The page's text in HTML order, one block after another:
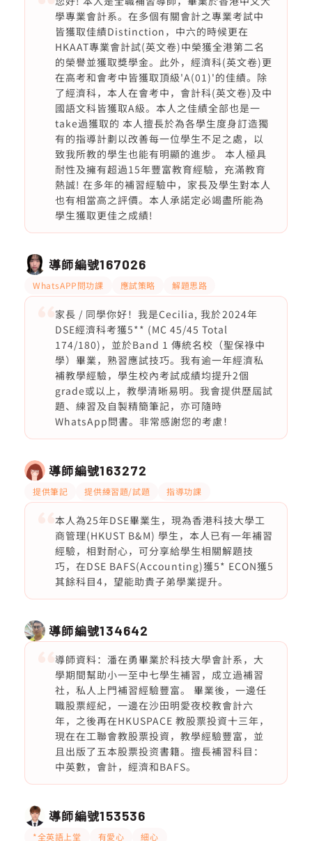
學專業會計系。在多個有關會計之專業考試中
皆獲取佳績Distinction，中六的時候更在
HKAAT專業會計試(英文卷)中榮獲全港第二名
的榮譽並獲取獎學金。此外，經濟科(英文卷)更
在高考和會考中皆獲取頂級'A(01)'的佳績。除
了經濟科，本人在會考中，會計科(英文卷)及中
國語文科皆獲取A級。本人之佳績全部也是一
take過獲取的 本人擅長於為各學生度身訂造獨
有的指導計劃以改善每一位學生不足之處，以
致我所教的學生也能有明顯的進步。 本人極具
耐性及擁有超過15年豐富教育經驗，充滿教育
熱誠! 在多年的補習經驗中，家長及學生對本人
也有相當高之評價。本人承諾定必竭盡所能為
學生獲取更佳之成績!
導師編號167026
WhatsAPP問功課 應試策略 解題思路
家長 / 同學你好！我是Cecilia, 我於⁠2024年
DSE經濟科考獲5** (MC 45/45 Total
174/180)，並於Band 1 傳統名校（聖保祿中
學）畢業，熟習應試技巧。我有逾一年經濟私
補教學經驗，學生校內考試成績均提升2個
grade或以上，教學清晰易明。我會提供歷屆試
題、練習及自製精簡筆記，亦⁠可隨時
WhatsApp問書。非常感謝您的考慮！
導師編號163272
提供筆記 提供練習題/試題 指導功課
本人為25年DSE畢業生，現為香港科技大學工
商管理(HKUST B&M) 學生，本人已有一年補習
經驗，相對耐心，可分享給學生相關解題技
巧，在DSE BAFS(Accounting)獲5* ECON獲5
其餘科目4，望能助貴子弟學業提升。
導師編號134642
導師資料：潘在勇畢業於科技大學會計系，大
學期間幫助小一至中七學生補習，成立過補習
社，私人上門補習經驗豐富。 畢業後，一邊任
職股票經紀，一邊在沙田明愛夜校教會計六
年，之後再在HKUSPACE 教股票投資十三年，
現在在工聯會教股票投資，教學經驗豐富，並
且出版了五本股票投资書籍。擅長補習科目：
中英數，會計，經濟和BAFS。
導師編號153536
*全英語上堂 有愛心 細心